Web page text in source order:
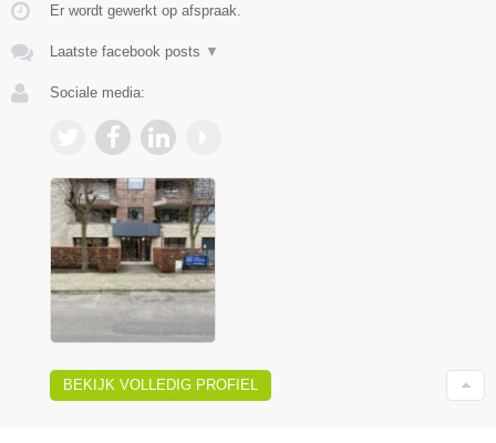
Er wordt gewerkt op afspraak.
Laatste facebook posts ▼
Sociale media:
BEKIJK VOLLEDIG PROFIEL